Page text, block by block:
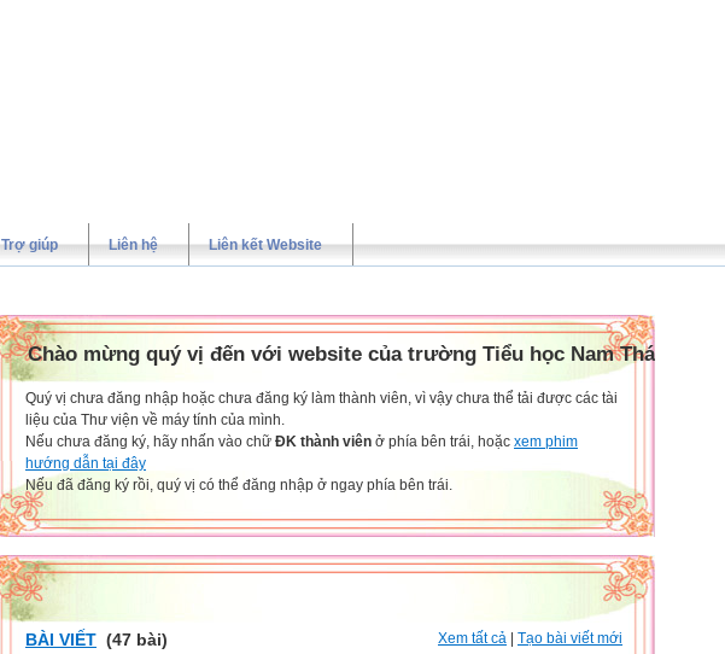
Trợ giúp Liên hệ Liên kết Website
Chào mừng quý vị đến với website của trường Tiểu học Nam Thái
Quý vị chưa đăng nhập hoặc chưa đăng ký làm thành viên, vì vậy chưa thể tải được các tài
liệu của Thư viện về máy tính của mình.
Nếu chưa đăng ký, hãy nhấn vào chữ ĐK thành viên ở phía bên trái, hoặc xem phim
hướng dẫn tại đây
Nếu đã đăng ký rồi, quý vị có thể đăng nhập ở ngay phía bên trái.
Xem tất cả Tạo bài viết mới
BÀI VIẾT (47 bài)